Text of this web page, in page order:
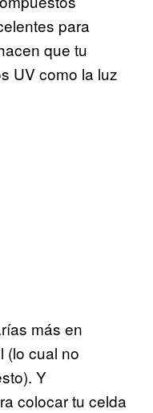
para
que tu
UV como la luz
más en
(lo cual no
Y
colocar tu celda